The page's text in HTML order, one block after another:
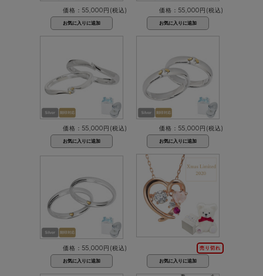
価格：55,000円(税込) 価格：55,000円(税込)
価格：55,000円(税込) 価格：55,000円(税込)
価格：55,000円(税込) 売り切れ